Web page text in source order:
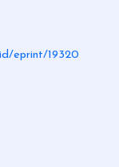
eprint/19320